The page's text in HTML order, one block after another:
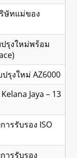
ษัทแม่ของ
รุงใหม่พร้อม
รุงใหม่ AZ6000
Jaya – 13
ารรับรอง ISO
ารรับรอง